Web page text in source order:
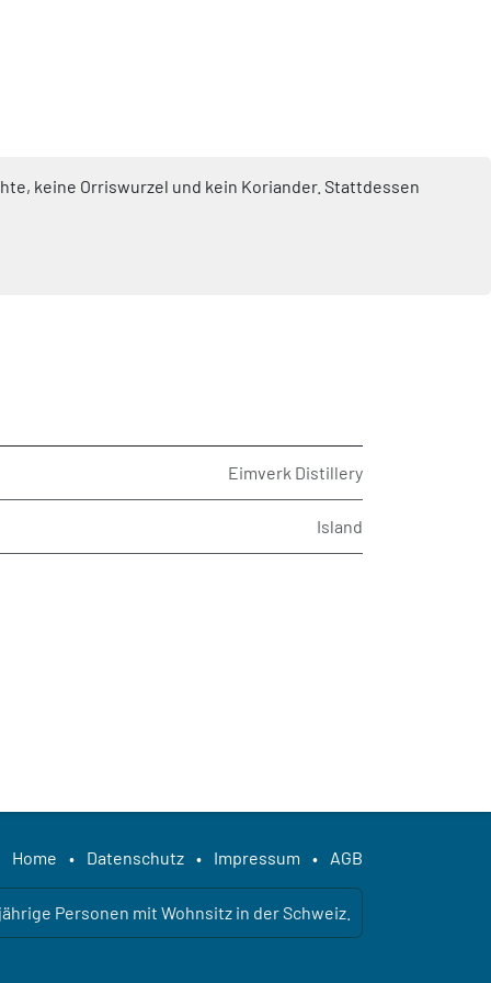
keine Orriswurzel und kein Koriander. Stattdessen
Eimverk Distillery
Island
Home • Datenschutz • Impressum • AGB
Personen mit Wohnsitz in der Schweiz.